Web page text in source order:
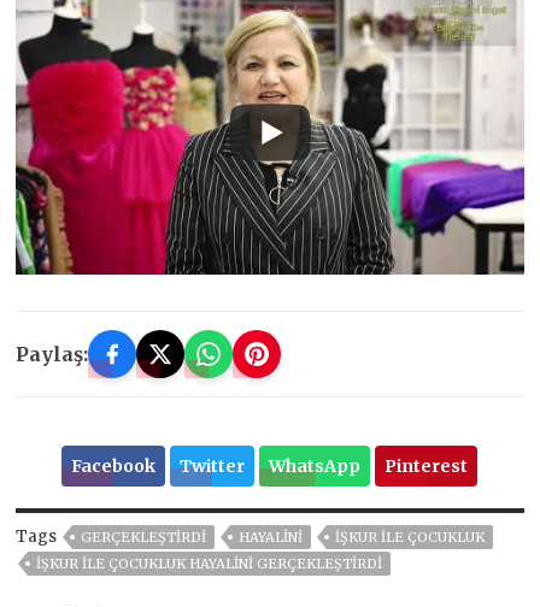
Paylaş:
Facebook Twitter WhatsApp Pinterest
Tags GERÇEKLEŞTIRDI HAYALINI
İŞKUR ILE ÇOCUKLUK
İŞKUR ILE ÇOCUKLUK HAYALINI GERÇEKLEŞTIRDI